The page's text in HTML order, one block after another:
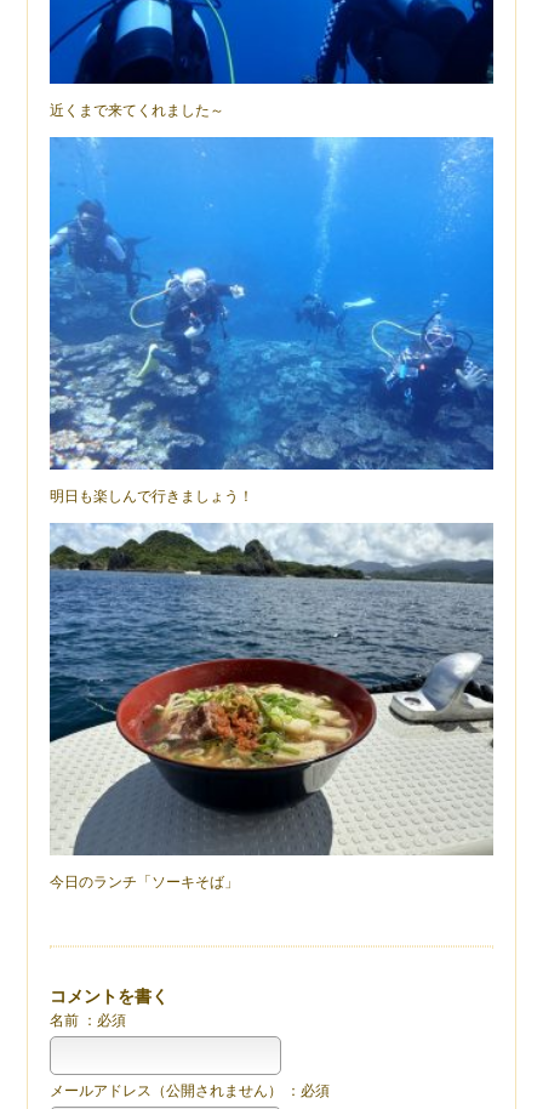
近くまで来てくれました～
明日も楽しんで行きましょう！
今日のランチ「ソーキそば」
コメントを書く
名前 ：必須
メールアドレス（公開されません） ：必須